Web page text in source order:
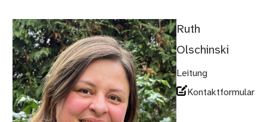
Ruth
Olschinski
Leitung
Kontaktformular